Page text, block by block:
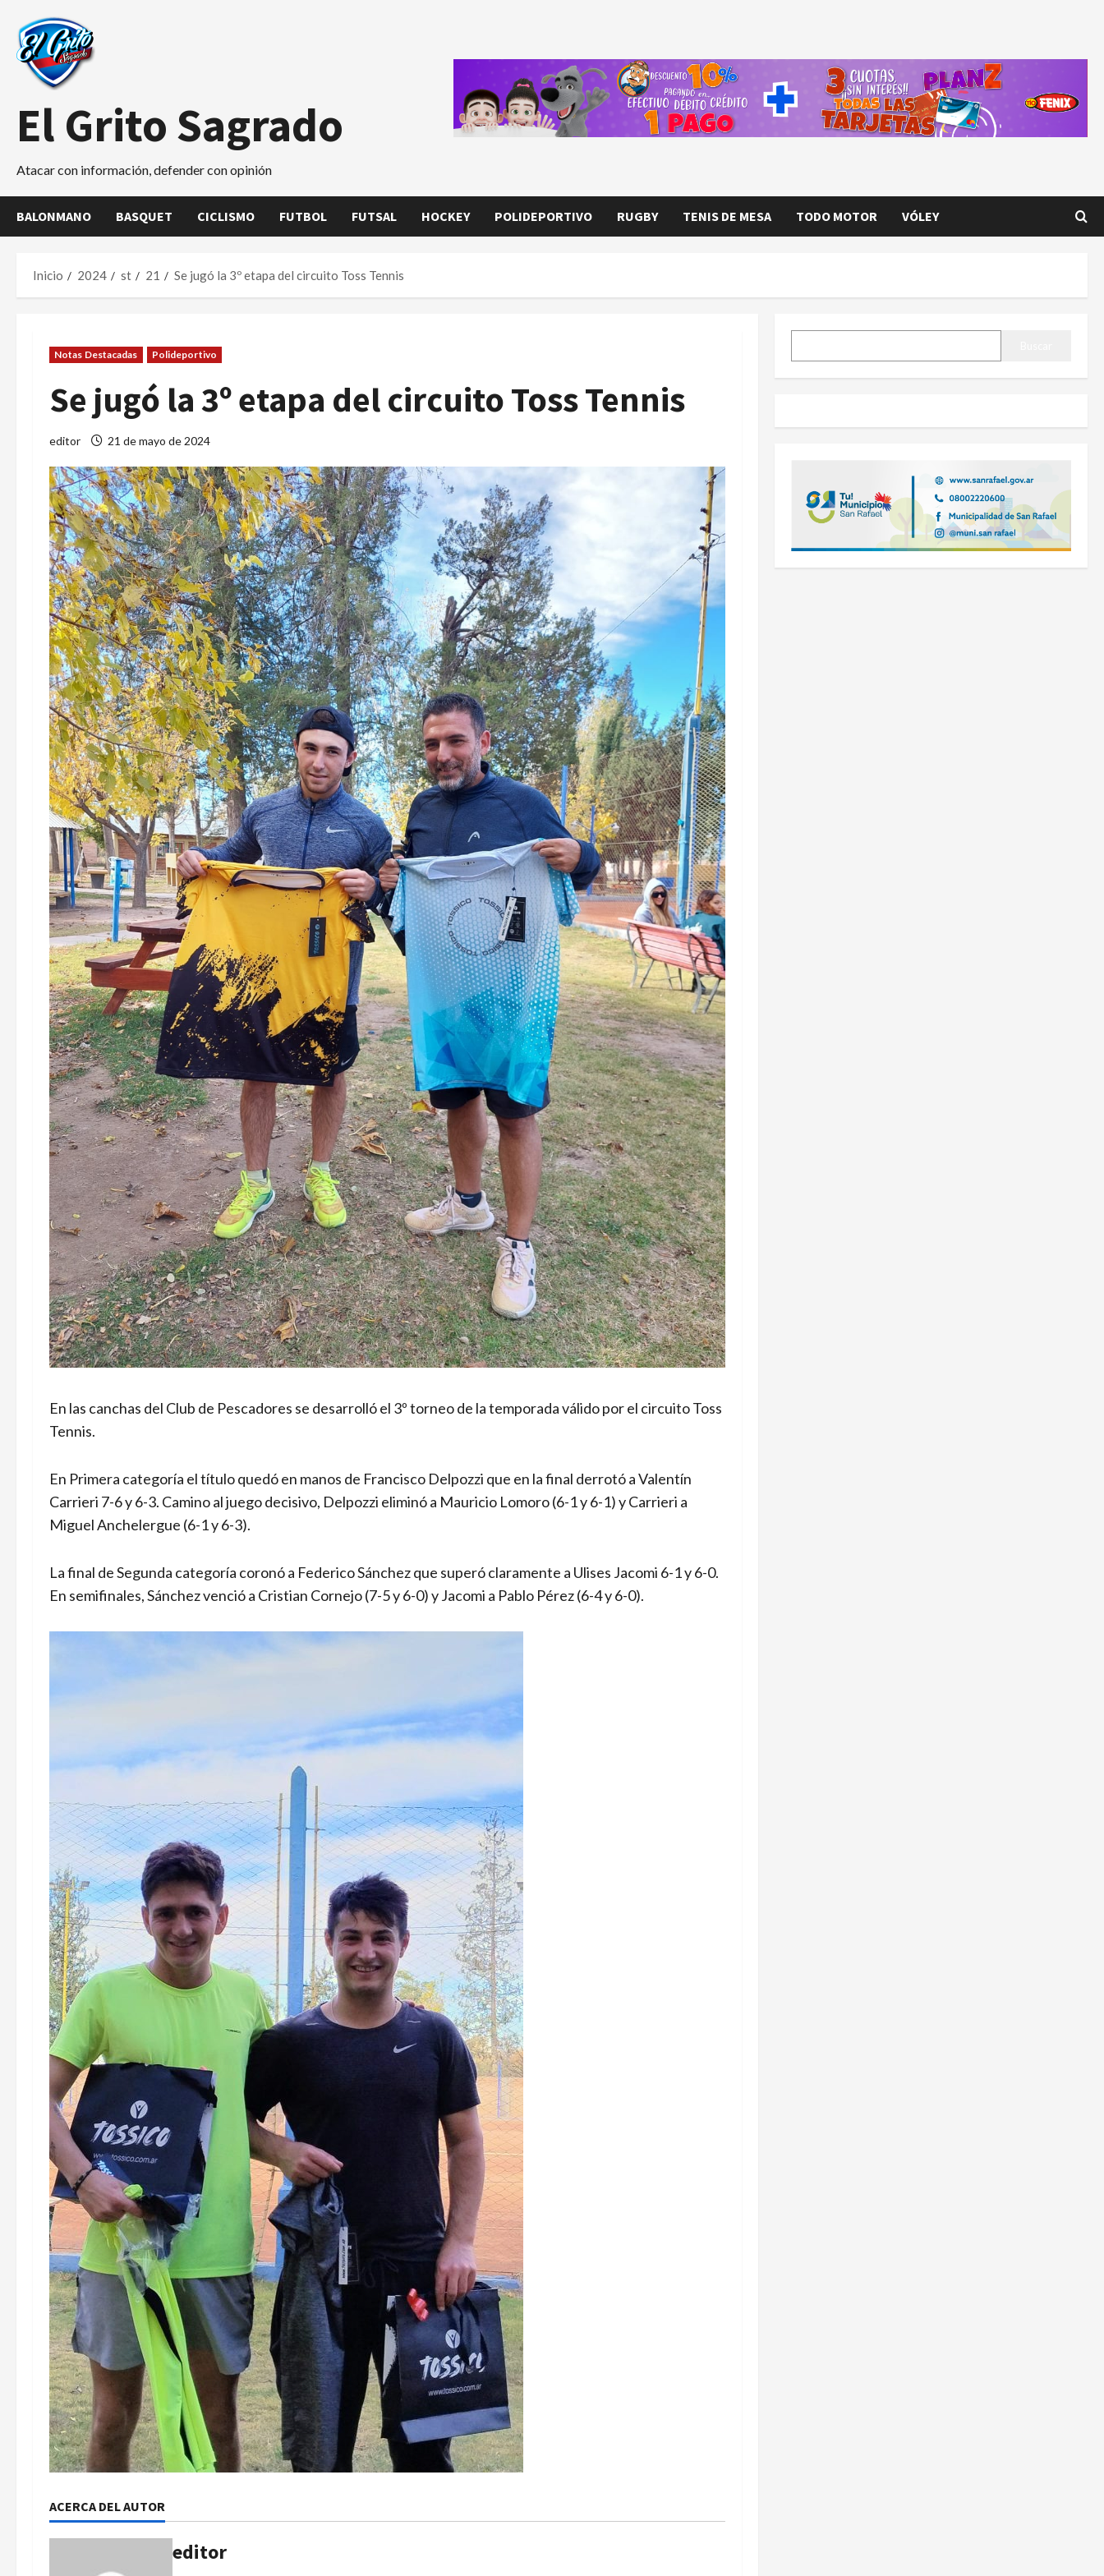
contenido
El Grito Sagrado
Atacar con información, defender con opinión
BALONMANO BASQUET CICLISMO FUTBOL FUTSAL HOCKEY POLIDEPORTIVO RUGBY TENIS DE MESA TODO MOTOR VÓLEY
Inicio 2024 st 21 Se jugó la 3º etapa del circuito Toss Tennis
Notas Destacadas Polideportivo
Se jugó la 3º etapa del circuito Toss Tennis
editor 21 de mayo de 2024
En las canchas del Club de Pescadores se desarrolló el 3º torneo de la temporada válido por el circuito Toss
Tennis.
En Primera categoría el título quedó en manos de Francisco Delpozzi que en la final derrotó a Valentín
Carrieri 7-6 y 6-3. Camino al juego decisivo, Delpozzi eliminó a Mauricio Lomoro (6-1 y 6-1) y Carrieri a
Miguel Anchelergue (6-1 y 6-3).
La final de Segunda categoría coronó a Federico Sánchez que superó claramente a Ulises Jacomi 6-1 y 6-0.
En semifinales, Sánchez venció a Cristian Cornejo (7-5 y 6-0) y Jacomi a Pablo Pérez (6-4 y 6-0).
ACERCA DEL AUTOR
editor